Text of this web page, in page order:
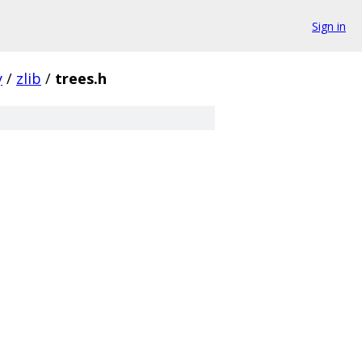
Sign in
/ zlib / trees.h